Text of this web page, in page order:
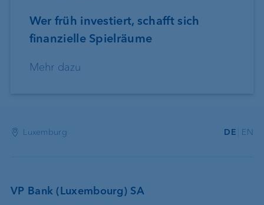
Wer früh investiert, schafft sich
finanzielle Spielräume
Mehr dazu
Luxemburg DE EN
VP Bank (Luxembourg) SA